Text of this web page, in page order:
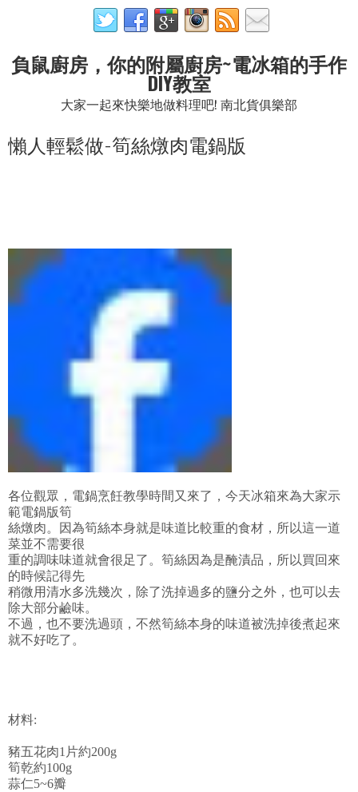
負鼠廚房，你的附屬廚房~電冰箱的手作
DIY教室
大家一起來快樂地做料理吧! 南北貨俱樂部
懶人輕鬆做-筍絲燉肉電鍋版
各位觀眾，電鍋烹飪教學時間又來了，今天冰箱來為大家示
範電鍋版筍
絲燉肉。因為筍絲本身就是味道比較重的食材，所以這一道
菜並不需要很
重的調味味道就會很足了。筍絲因為是醃漬品，所以買回來
的時候記得先
稍微用清水多洗幾次，除了洗掉過多的鹽分之外，也可以去
除大部分鹼味。
不過，也不要洗過頭，不然筍絲本身的味道被洗掉後煮起來
就不好吃了。
材料:
豬五花肉1片約200g
筍乾約100g
蒜仁5~6瓣